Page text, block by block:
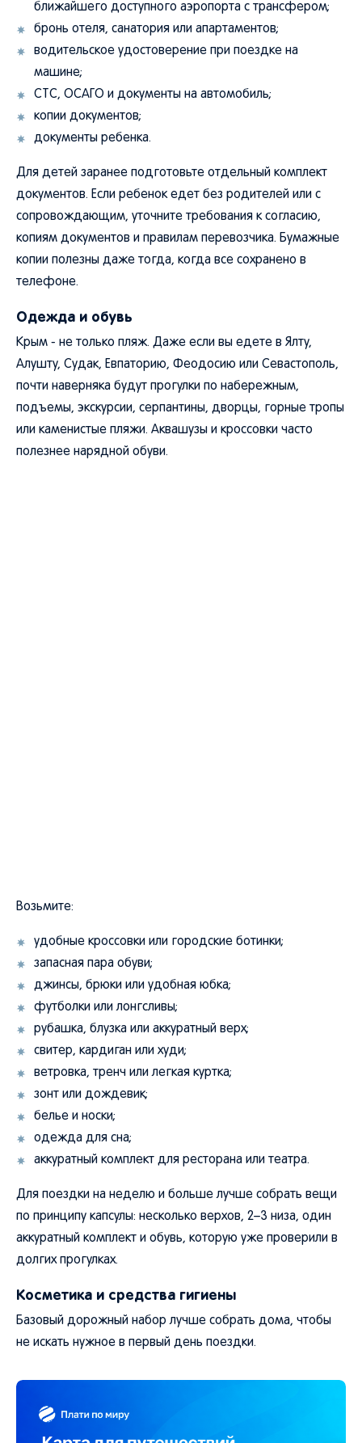
ближайшего доступного аэропорта с трансфером;
бронь отеля, санатория или апартаментов;
водительское удостоверение при поездке на
машине;
СТС, ОСАГО и документы на автомобиль;
копии документов;
документы ребенка.
Для детей заранее подготовьте отдельный комплект
документов. Если ребенок едет без родителей или с
сопровождающим, уточните требования к согласию,
копиям документов и правилам перевозчика. Бумажные
копии полезны даже тогда, когда все сохранено в
телефоне.
Одежда и обувь
Крым - не только пляж. Даже если вы едете в Ялту,
Алушту, Судак, Евпаторию, Феодосию или Севастополь,
почти наверняка будут прогулки по набережным,
подъемы, экскурсии, серпантины, дворцы, горные тропы
или каменистые пляжи. Аквашузы и кроссовки часто
полезнее нарядной обуви.
Возьмите:
удобные кроссовки или городские ботинки;
запасная пара обуви;
джинсы, брюки или удобная юбка;
футболки или лонгсливы;
рубашка, блузка или аккуратный верх;
свитер, кардиган или худи;
ветровка, тренч или легкая куртка;
зонт или дождевик;
белье и носки;
одежда для сна;
аккуратный комплект для ресторана или театра.
Для поездки на неделю и больше лучше собрать вещи
по принципу капсулы: несколько верхов, 2–3 низа, один
аккуратный комплект и обувь, которую уже проверили в
долгих прогулках.
Косметика и средства гигиены
Базовый дорожный набор лучше собрать дома, чтобы
не искать нужное в первый день поездки.